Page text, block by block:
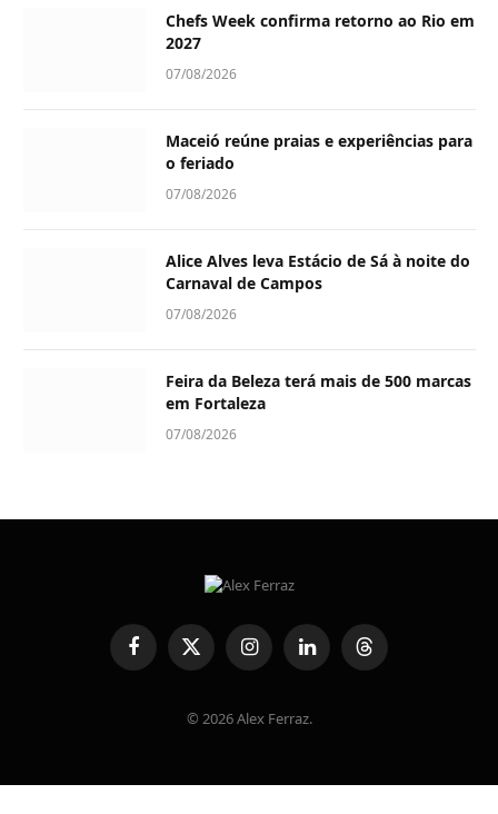
Chefs Week confirma retorno ao Rio em
2027
07/08/2026
Maceió reúne praias e experiências para
o feriado
07/08/2026
Alice Alves leva Estácio de Sá à noite do
Carnaval de Campos
07/08/2026
Feira da Beleza terá mais de 500 marcas
em Fortaleza
07/08/2026
FacebookX
(Twitter)
InstagramLinkedInThreads
© 2026 Alex Ferraz.